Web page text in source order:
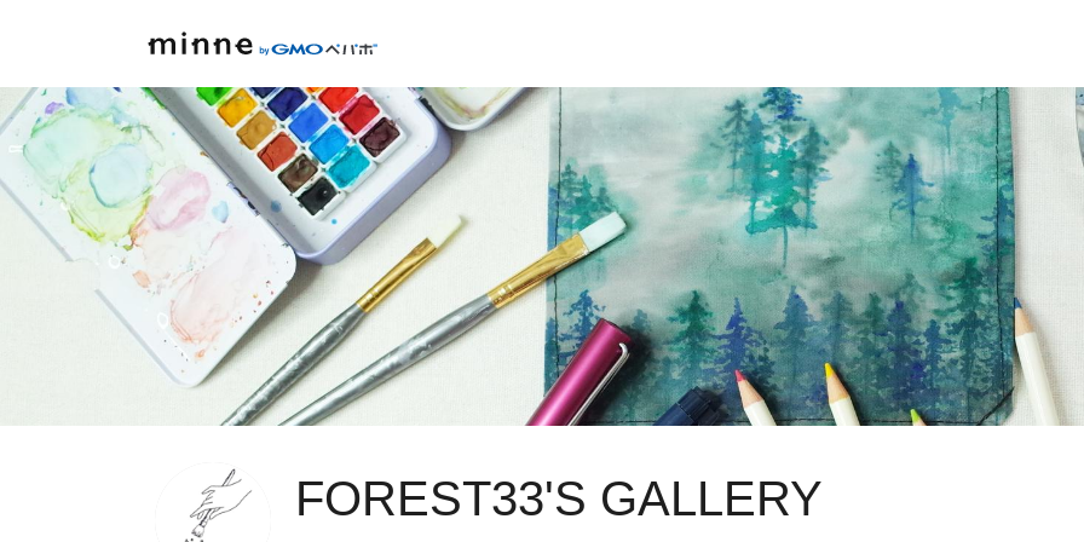
FOREST33'S GALLERY